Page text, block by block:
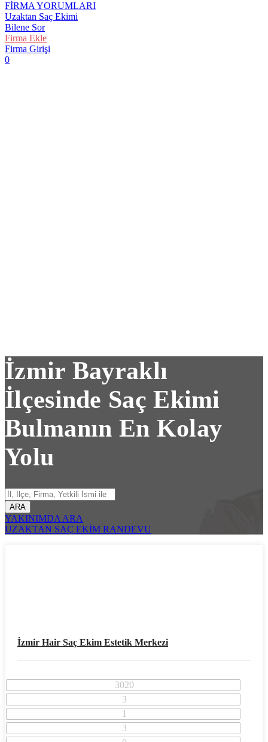
FİRMA YORUMLARI
Uzaktan Saç Ekimi
Bilene Sor
Firma Ekle
Firma Girişi
0
İzmir Bayraklı
İlçesinde Saç Ekimi
Bulmanın En Kolay
Yolu
ARA
YAKINIMDA ARA
UZAKTAN SAÇ EKİM RANDEVU
İzmir Hair Saç Ekim Estetik Merkezi
3020
3
1
3